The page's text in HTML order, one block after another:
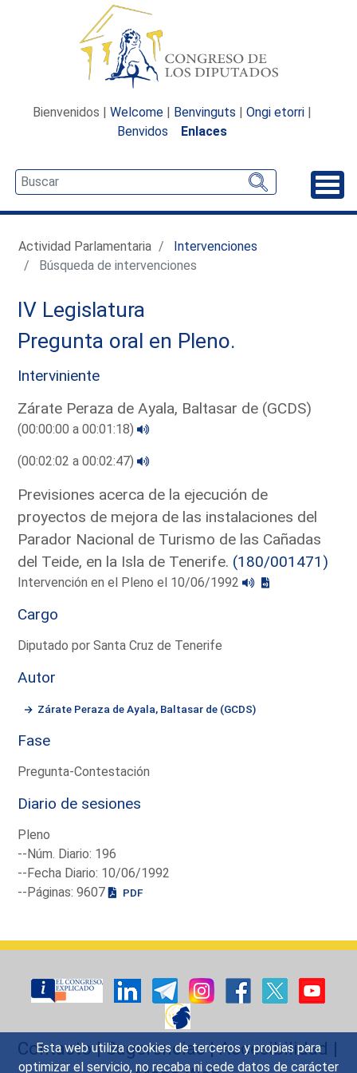
Esta web utiliza cookies de terceros y propias para
optimizar el servicio, no recaba ni cede datos de carácter
Bienvenidos | Welcome | Benvinguts | Ongi etorri |
Benvidos
Enlaces
Actividad Parlamentaria
Intervenciones
Búsqueda de intervenciones
IV Legislatura
Pregunta oral en Pleno.
Interviniente
Zárate Peraza de Ayala, Baltasar de (GCDS)
(00:00:00 a 00:01:18)
(00:02:02 a 00:02:47)
Previsiones acerca de la ejecución de
proyectos de mejora de las instalaciones del
Parador Nacional de Turismo de las Cañadas
del Teide, en la Isla de Tenerife. (180/001471)
Intervención en el Pleno el 10/06/1992
Cargo
Diputado por Santa Cruz de Tenerife
Autor
Zárate Peraza de Ayala, Baltasar de (GCDS)
Fase
Pregunta-Contestación
Diario de sesiones
Pleno
--Núm. Diario: 196
--Fecha Diario: 10/06/1992
--Páginas: 9607
PDF
Contacto|Sugerencias|Accesibilidad |